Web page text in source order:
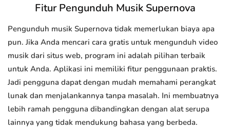
Fitur Pengunduh Musik Supernova
Pengunduh musik Supernova tidak memerlukan biaya apa
pun. Jika Anda mencari cara gratis untuk mengunduh video
musik dari situs web, program ini adalah pilihan terbaik
untuk Anda. Aplikasi ini memiliki fitur penggunaan praktis.
Jadi pengguna dapat dengan mudah memahami perangkat
lunak dan menjalankannya tanpa masalah. Ini membuatnya
lebih ramah pengguna dibandingkan dengan alat serupa
lainnya yang tidak mendukung bahasa yang berbeda.